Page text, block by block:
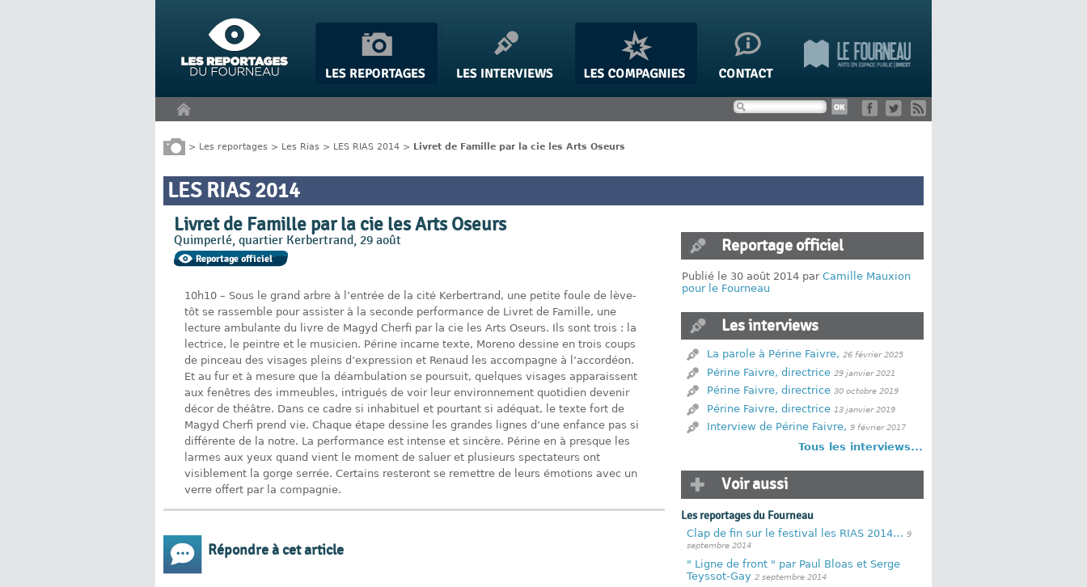
> Les reportages > Les Rias > LES RIAS 2014 > Livret de Famille par la cie les Arts Oseurs
LES RIAS 2014
Livret de Famille par la cie les Arts Oseurs
Quimperlé, quartier Kerbertrand, 29 août
10h10 – Sous le grand arbre à l’entrée de la cité Kerbertrand, une petite foule de lève-
tôt se rassemble pour assister à la seconde performance de Livret de Famille, une
lecture ambulante du livre de Magyd Cherfi par la cie les Arts Oseurs. Ils sont trois : la
lectrice, le peintre et le musicien. Périne incarne texte, Moreno dessine en trois coups
de pinceau des visages pleins d’expression et Renaud les accompagne à l’accordéon.
Et au fur et à mesure que la déambulation se poursuit, quelques visages apparaissent
aux fenêtres des immeubles, intrigués de voir leur environnement quotidien devenir
décor de théâtre. Dans ce cadre si inhabituel et pourtant si adéquat, le texte fort de
Magyd Cherfi prend vie. Chaque étape dessine les grandes lignes d’une enfance pas si
différente de la notre. La performance est intense et sincère. Périne en à presque les
larmes aux yeux quand vient le moment de saluer et plusieurs spectateurs ont
visiblement la gorge serrée. Certains resteront se remettre de leurs émotions avec un
verre offert par la compagnie.
Répondre à cet article
Reportage officiel
Publié le 30 août 2014 parCamille Mauxion
pour le Fourneau
Les interviews
La parole à Périne Faivre, 26 février 2025
Périne Faivre, directrice 29 janvier 2021
Périne Faivre, directrice 30 octobre 2019
Périne Faivre, directrice 13 janvier 2019
Interview de Périne Faivre, 9 février 2017
Tous les interviews...
Voir aussi
Les reportages du Fourneau
Clap de fin sur le festival les RIAS 2014… 9
septembre 2014
" Ligne de front " par Paul Bloas et Serge
Teyssot-Gay 2 septembre 2014